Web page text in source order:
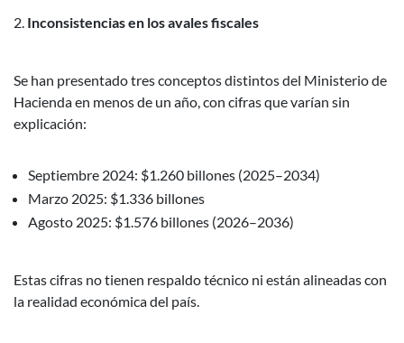
Inconsistencias en los avales fiscales
Se han presentado tres conceptos distintos del Ministerio de
Hacienda en menos de un año, con cifras que varían sin
explicación:
Septiembre 2024: $1.260 billones (2025–2034)
Marzo 2025: $1.336 billones
Agosto 2025: $1.576 billones (2026–2036)
Estas cifras no tienen respaldo técnico ni están alineadas con
la realidad económica del país.